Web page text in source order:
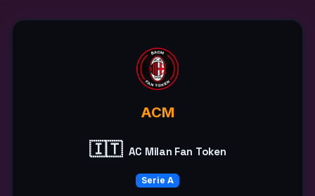
ACM
🇮🇹 AC Milan Fan Token
Serie A